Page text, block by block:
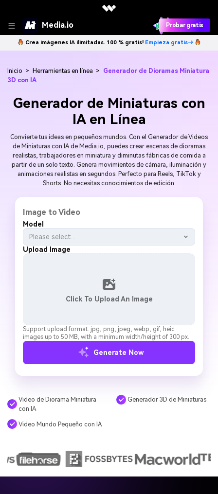
Media.io Probar gratis
Crea imágenes IA ilimitadas. 100 % gratis! Empieza gratis→
Inicio > Herramientas en línea > Generador de Dioramas Miniatura
3D con IA
Generador de Miniaturas con
IA en Línea
Convierte tus ideas en pequeños mundos. Con el Generador de Videos
de Miniaturas con IA de Media.io, puedes crear escenas de dioramas
realistas, trabajadores en miniatura y diminutas fábricas de comida a
partir de un solo texto. Genera movimientos de cámara, iluminación y
animaciones realistas en segundos. Perfecto para Reels, TikTok y
Shorts. No necesitas conocimientos de edición.
Image to Video
Model
Please select...
Upload Image
Click To Upload An Image
Support upload format: jpg, png, jpeg, webp, gif, heic
images up to 50 MB, with a minimum width/height of 300 px.
Generate Now
Video de Diorama Miniatura
con IA
Generador 3D de Miniaturas
Video Mundo Pequeño con IA